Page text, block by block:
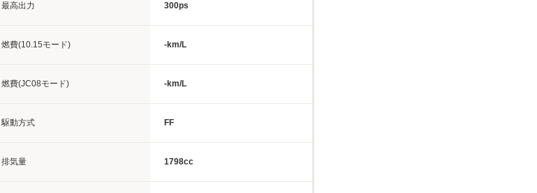
最高出力 300ps
燃費(10.15モード) -km/L
燃費(JC08モード) -km/L
駆動方式 FF
排気量 1798cc